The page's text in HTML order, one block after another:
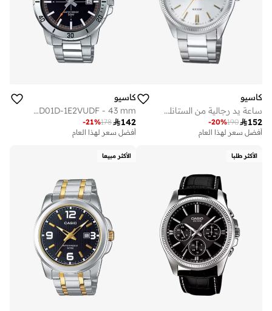
كاسيو
ساعة يد رجالية من الستانلس ستيل بعقارب -- - مم
152
190
-20%
أفضل سعر لهذا العام
كاسيو
Men's Stainless Steel Analog Watch MTP-VD01D-1E2VUDF - 43 mm
142
178
-21%
أفضل سعر لهذا العام
الأكثر طلبا الأكثر مبيعا